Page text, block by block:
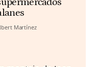
Martínez